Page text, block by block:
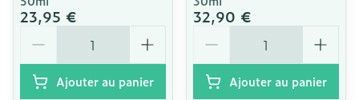
23,95 €
Ajouter au panier
32,90 €
Ajouter au panier